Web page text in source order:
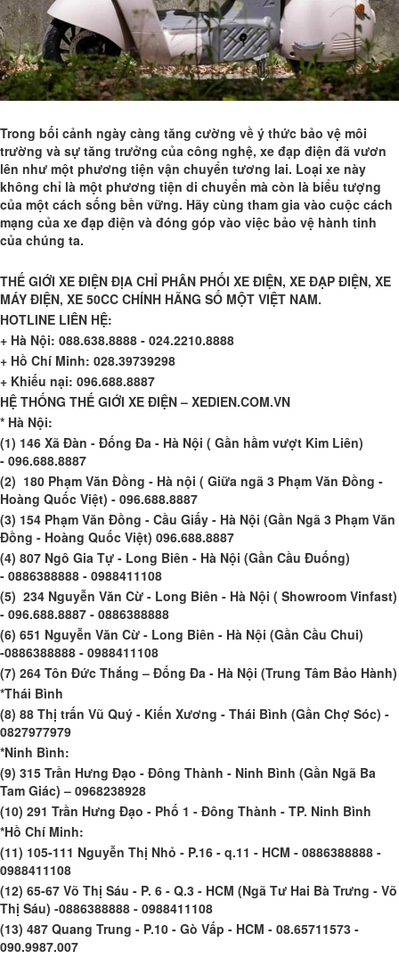
Trong bối cảnh ngày càng tăng cường về ý thức bảo vệ môi
trường và sự tăng trưởng của công nghệ, xe đạp điện đã vươn
lên như một phương tiện vận chuyển tương lai. Loại xe này
không chỉ là một phương tiện di chuyển mà còn là biểu tượng
của một cách sống bền vững. Hãy cùng tham gia vào cuộc cách
mạng của xe đạp điện và đóng góp vào việc bảo vệ hành tinh
của chúng ta.
THẾ GIỚI XE ĐIỆN ĐỊA CHỈ PHÂN PHỐI XE ĐIỆN, XE ĐẠP ĐIỆN, XE
MÁY ĐIỆN, XE 50CC CHÍNH HÃNG SỐ MỘT VIỆT NAM.
HOTLINE LIÊN HỆ:
+ Hà Nội: 088.638.8888 - 024.2210.8888
+ Hồ Chí Minh: 028.39739298
+ Khiếu nại: 096.688.8887
HỆ THỐNG THẾ GIỚI XE ĐIỆN – XEDIEN.COM.VN
* Hà Nội:
(1) 146 Xã Đàn - Đống Đa - Hà Nội ( Gần hầm vượt Kim Liên)
- 096.688.8887
(2) 180 Phạm Văn Đồng - Hà nội ( Giữa ngã 3 Phạm Văn Đồng -
Hoàng Quốc Việt) - 096.688.8887
(3) 154 Phạm Văn Đồng - Cầu Giấy - Hà Nội (Gần Ngã 3 Phạm Văn
Đồng - Hoàng Quốc Việt) 096.688.8887
(4) 807 Ngô Gia Tự - Long Biên - Hà Nội (Gần Cầu Đuống)
- 0886388888 - 0988411108
(5) 234 Nguyễn Văn Cừ - Long Biên - Hà Nội ( Showroom Vinfast)
- 096.688.8887 - 0886388888
(6) 651 Nguyễn Văn Cừ - Long Biên - Hà Nội (Gần Cầu Chui)
-0886388888 - 0988411108
(7) 264 Tôn Đức Thắng – Đống Đa - Hà Nội (Trung Tâm Bảo Hành)
*Thái Bình
(8) 88 Thị trấn Vũ Quý - Kiến Xương - Thái Bình (Gần Chợ Sóc) -
0827977979
*Ninh Bình:
(9) 315 Trần Hưng Đạo - Đông Thành - Ninh Bình (Gần Ngã Ba
Tam Giác) – 0968238928
(10) 291 Trần Hưng Đạo - Phố 1 - Đông Thành - TP. Ninh Bình
*Hồ Chí Minh:
(11) 105-111 Nguyễn Thị Nhỏ - P.16 - q.11 - HCM - 0886388888 -
0988411108
(12) 65-67 Võ Thị Sáu - P. 6 - Q.3 - HCM (Ngã Tư Hai Bà Trưng - Võ
Thị Sáu) -0886388888 - 0988411108
(13) 487 Quang Trung - P.10 - Gò Vấp - HCM - 08.65711573 -
090.9987.007